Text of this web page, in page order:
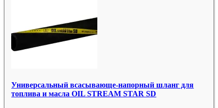
Универсальный всасывающе-напорный шланг для
топлива и масла OIL STREAM STAR SD